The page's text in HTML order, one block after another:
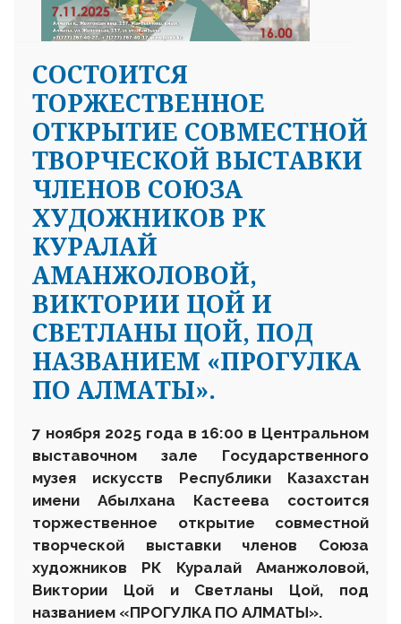
СОСТОИТСЯ
ТОРЖЕСТВЕННОЕ
ОТКРЫТИЕ СОВМЕСТНОЙ
ТВОРЧЕСКОЙ ВЫСТАВКИ
ЧЛЕНОВ СОЮЗА
ХУДОЖНИКОВ РК
КУРАЛАЙ
АМАНЖОЛОВОЙ,
ВИКТОРИИ ЦОЙ И
СВЕТЛАНЫ ЦОЙ, ПОД
НАЗВАНИЕМ «ПРОГУЛКА
ПО АЛМАТЫ».
7 ноября 2025 года в 16:00 в Центральном
выставочном зале Государственного
музея искусств Республики Казахстан
имени Абылхана Кастеева состоится
торжественное открытие совместной
творческой выставки членов Союза
художников РК Куралай Аманжоловой,
Виктории Цой и Светланы Цой, под
названием «ПРОГУЛКА ПО АЛМАТЫ».